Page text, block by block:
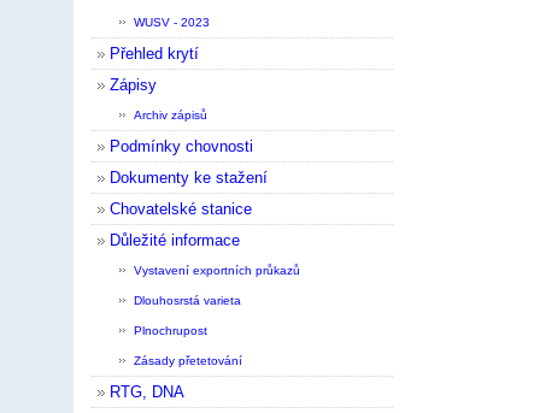
WUSV - 2023
Přehled krytí
Zápisy
Archiv zápisů
Podmínky chovnosti
Dokumenty ke stažení
Chovatelské stanice
Důležité informace
Vystavení exportních průkazů
Dlouhosrstá varieta
Plnochrupost
Zásady přetetování
RTG, DNA